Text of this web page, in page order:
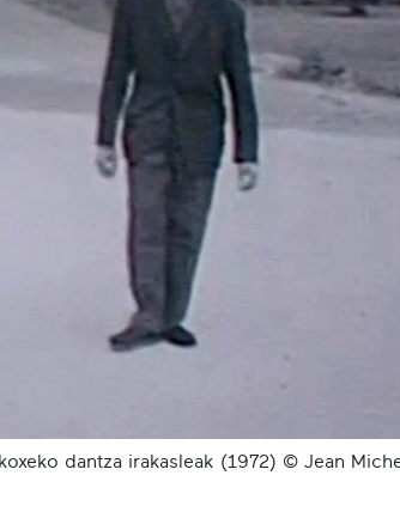
dantza irakasleak (1972) © Jean